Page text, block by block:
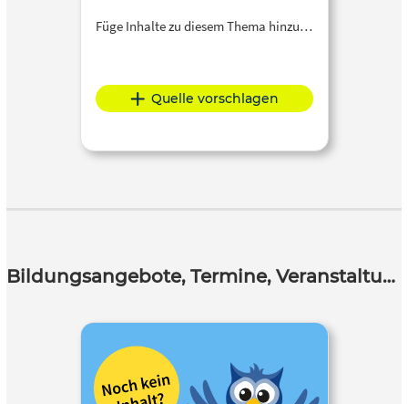
Füge Inhalte zu diesem Thema hinzu…
Quelle vorschlagen
Bildungsangebote, Termine, Veranstaltungen